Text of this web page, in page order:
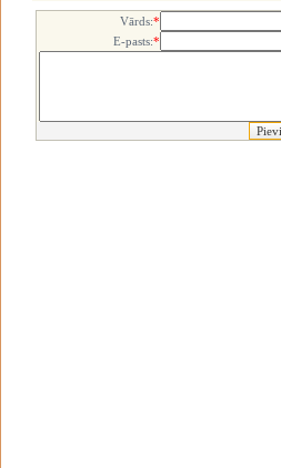
Vārds:*
E-pasts:*